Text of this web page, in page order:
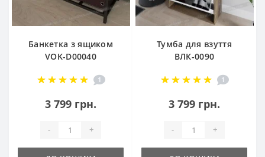
Банкетка з ящиком
VOK-D00040
1
3 799 грн.
- +
Тумба для взуття
ВЛК-0090
1
3 799 грн.
- +